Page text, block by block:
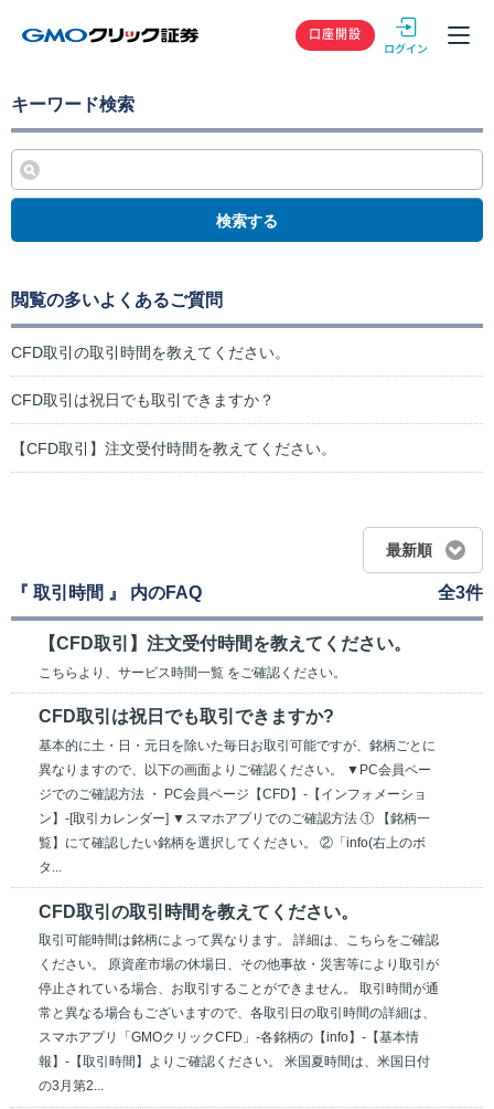
GMOクリック
口座開設
キーワード検索
検索する
閲覧の多いよくあるご質問
CFD取引の取引時間を教えてください。
CFD取引は祝日でも取引できますか？
【CFD取引】注文受付時間を教えてください。
最新順
『 取引時間 』 内のFAQ 全3件
【CFD取引】注文受付時間を教えてください。
こちらより、サービス時間一覧 をご確認ください。
CFD取引は祝日でも取引できますか?
基本的に土・日・元日を除いた毎日お取引可能ですが、銘柄ごとに
異なりますので、以下の画面よりご確認ください。 ▼PC会員ペー
ジでのご確認方法 ・ PC会員ページ【CFD】-【インフォメーショ
ン】-[取引カレンダー] ▼スマホアプリでのご確認方法 ① 【銘柄一
覧】にて確認したい銘柄を選択してください。 ②「info(右上のボ
タ...
CFD取引の取引時間を教えてください。
取引可能時間は銘柄によって異なります。 詳細は、こちらをご確認
ください。 原資産市場の休場日、その他事故・災害等により取引が
停止されている場合、お取引することができません。 取引時間が通
常と異なる場合もございますので、各取引日の取引時間の詳細は、
スマホアプリ「GMOクリックCFD」-各銘柄の【info】-【基本情
報】-【取引時間】よりご確認ください。 米国夏時間は、米国日付
の3月第2...